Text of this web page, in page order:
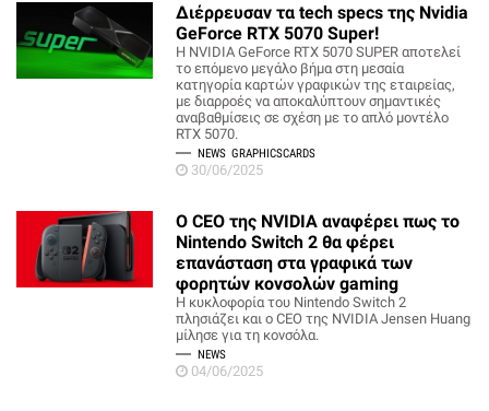
Διέρρευσαν τα tech specs της Nvidia
GeForce RTX 5070 Super!
Η NVIDIA GeForce RTX 5070 SUPER αποτελεί
το επόμενο μεγάλο βήμα στη μεσαία
κατηγορία καρτών γραφικών της εταιρείας,
με διαρροές να αποκαλύπτουν σημαντικές
αναβαθμίσεις σε σχέση με το απλό μοντέλο
RTX 5070.
NEWS GRAPHICSCARDS
30/06/2025
O CEO της NVIDIA αναφέρει πως το
Nintendo Switch 2 θα φέρει
επανάσταση στα γραφικά των
φορητών κονσολών gaming
Η κυκλοφορία του Nintendo Switch 2
πλησιάζει και ο CEO της NVIDIA Jensen Huang
μίλησε για τη κονσόλα.
NEWS
04/06/2025